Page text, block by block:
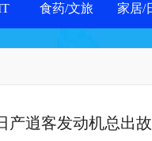
食药/文旅 家居/
产逍客发动机总出